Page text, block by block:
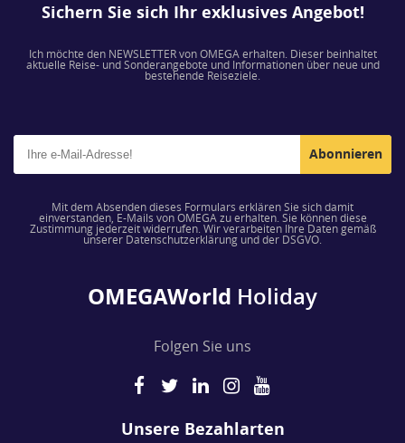
Sichern Sie sich Ihr exklusives Angebot!
Ich möchte den NEWSLETTER von OMEGA erhalten. Dieser beinhaltet
aktuelle Reise- und Sonderangebote und Informationen über neue und
bestehende Reiseziele.
Abonnieren
Mit dem Absenden dieses Formulars erklären Sie sich damit
einverstanden, E-Mails von OMEGA zu erhalten. Sie können diese
Zustimmung jederzeit widerrufen. Wir verarbeiten Ihre Daten gemäß
unserer Datenschutzerklärung und der DSGVO.
OMEGAWorld Holiday
Folgen Sie uns
Unsere Bezahlarten